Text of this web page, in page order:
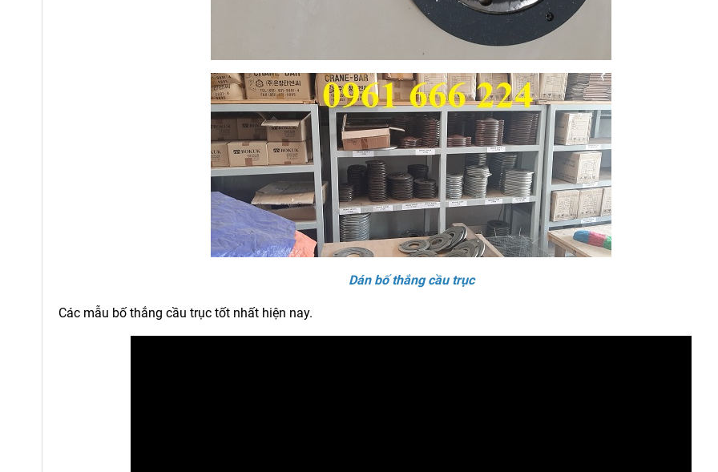
Dán bố thắng cầu trục
Các mẫu bố thắng cầu trục tốt nhất hiện nay.